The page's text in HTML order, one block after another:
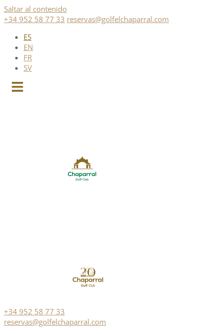
Saltar al contenido
+34 952 58 77 33 reservas@golfelchaparral.com
ES
EN
FR
SV
+34 952 58 77 33
reservas@golfelchaparral.com